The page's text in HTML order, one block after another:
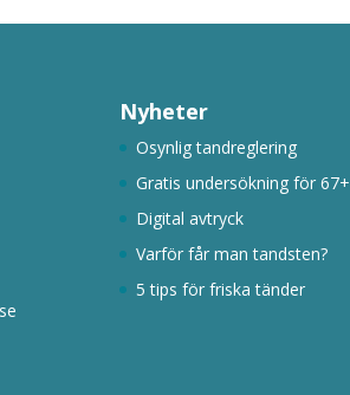
Nyheter
Osynlig tandreglering
Gratis undersökning för 67+
Digital avtryck
Varför får man tandsten?
5 tips för friska tänder